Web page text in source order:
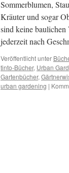
Sommerblumen,
Kräuter und sogar
sind keine
jederzeit nach
Veröffentlicht unter
tinto-Bücher, Urban
Gartenbücher,
urban gardening |